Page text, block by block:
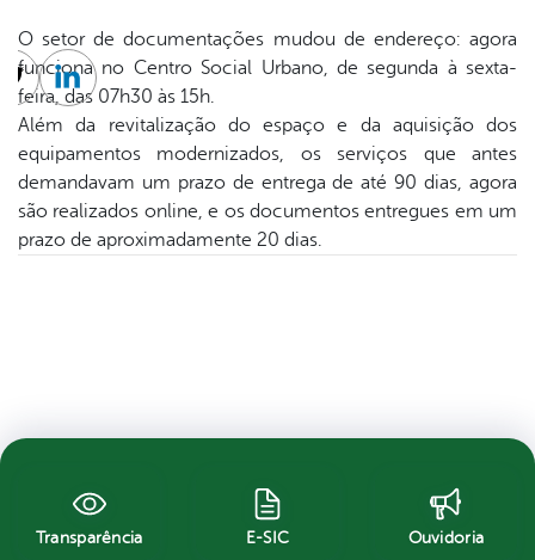
O setor de documentações mudou de endereço: agora
funciona no Centro Social Urbano, de segunda à sexta-
feira, das 07h30 às 15h.
Além da revitalização do espaço e da aquisição dos
equipamentos modernizados, os serviços que antes
demandavam um prazo de entrega de até 90 dias, agora
são realizados online, e os documentos entregues em um
prazo de aproximadamente 20 dias.
TwitterLinkedin
Transparência E-SIC Ouvidoria